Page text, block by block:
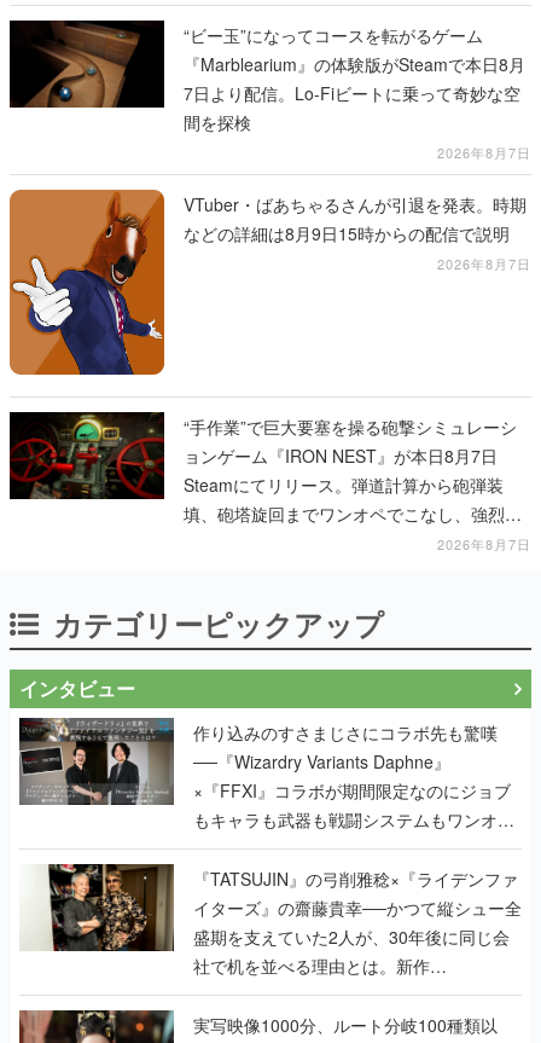
“ビー玉”になってコースを転がるゲーム
『Marblearium』の体験版がSteamで本日8月
7日より配信。Lo-Fiビートに乗って奇妙な空
間を探検
2026年8月7日
VTuber・ばあちゃるさんが引退を発表。時期
などの詳細は8月9日15時からの配信で説明
2026年8月7日
“手作業”で巨大要塞を操る砲撃シミュレーシ
ョンゲーム『IRON NEST』が本日8月7日
Steamにてリリース。弾道計算から砲弾装
填、砲塔旋回までワンオペでこなし、強烈な
一撃をブチかませるロマンある作品2026年8月7日
カテゴリーピックアップ
インタビュー
作り込みのすさまじさにコラボ先も驚嘆
──『Wizardry Variants Daphne』
×『FFXI』コラボが期間限定なのにジョブ
もキャラも武器も戦闘システムもワンオフ
で作り込まれた理由を両ディレクターに聞
く
『TATSUJIN』の弓削雅稔×『ライデンファ
イターズ』の齋藤貴幸──かつて縦シュー全
盛期を支えていた2人が、30年後に同じ会
社で机を並べる理由とは。新作
『TATSUJIN EXTREME』で初タッグを組
んだレジェンド2人に訊く開発秘話
実写映像1000分、ルート分岐100種類以